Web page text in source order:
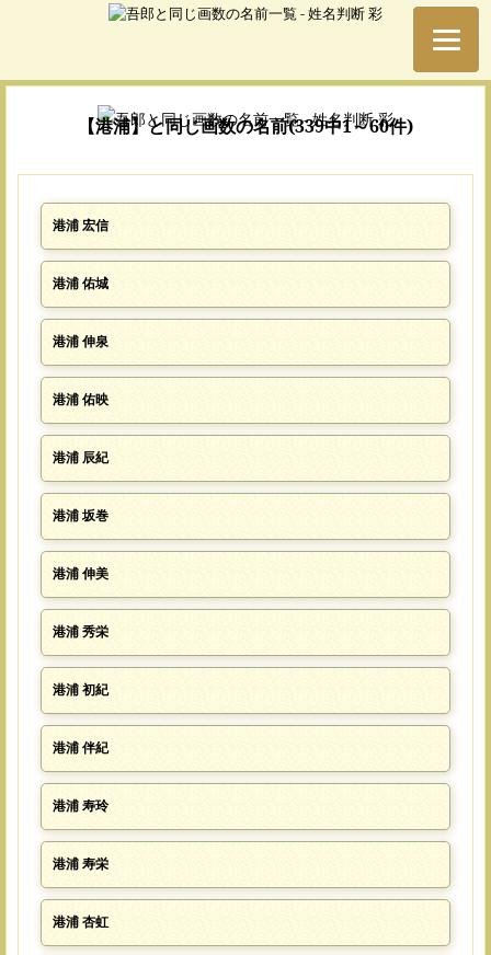
【港浦】と同じ画数の名前(339中1～60件)
港浦 宏信
港浦 佑城
港浦 伸泉
港浦 佑映
港浦 辰紀
港浦 坂巻
港浦 伸美
港浦 秀栄
港浦 初紀
港浦 伴紀
港浦 寿玲
港浦 寿栄
港浦 杏虹